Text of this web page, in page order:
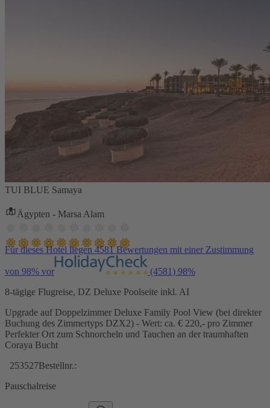
TUI BLUE Samaya
Ägypten - Marsa Alam
Für dieses Hotel liegen 4581 Bewertungen mit einer Zustimmung
von 98% vor (4581) 98%
8-tägige Flugreise, DZ Deluxe Poolseite inkl. AI
Upgrade auf Doppelzimmer Deluxe Family Pool View (bei direkter
Buchung des Zimmertyps DZX2) - Wert: ca. € 220,- pro Zimmer
Perfekter Ort zum Schnorcheln und Tauchen an der traumhaften
Coraya Bucht
253527Bestellnr.:
Pauschalreise